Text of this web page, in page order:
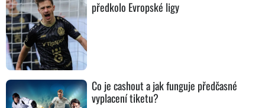
předkolo Evropské ligy
Co je cashout a jak funguje předčasné
vyplacení tiketu?